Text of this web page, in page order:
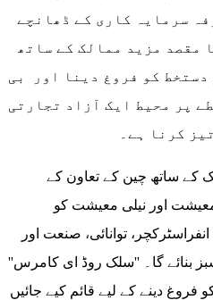
سرمایہ کاری کے ڈھانچے
مقصد مزید ممالک کے ساتھ
دستخط کو فروغ دینا اور بی
پر محیط ایک آزاد تجارتی
کے ساتھ چین کے تعاون کے
معیشت اور نیلی معیشت کو
توانائی، صنعت اور
بنائے گا۔ ''سلک روڈ ای کامرس''
کو فروغ دینے کے لیے قائم کیے جائیں